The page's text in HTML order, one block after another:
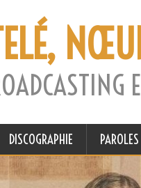
DISCOGRAPHIE PAROLES